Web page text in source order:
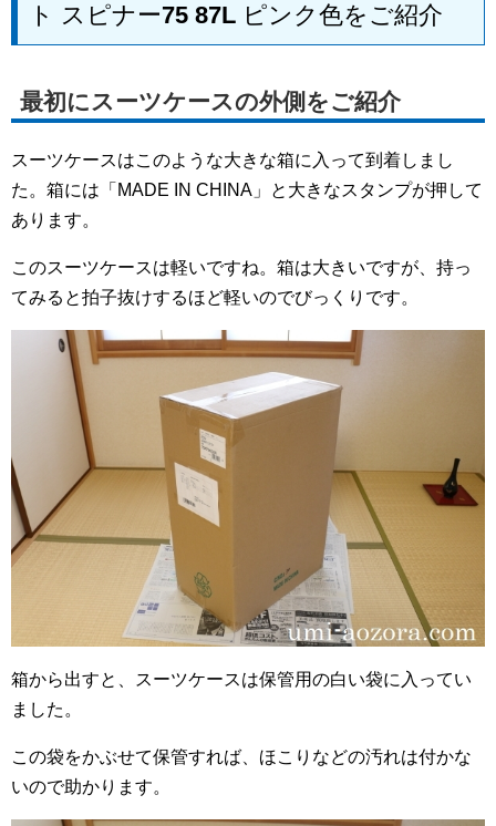
ト スピナー75 87L ピンク色をご紹介
最初にスーツケースの外側をご紹介
スーツケースはこのような大きな箱に入って到着しまし
た。箱には「MADE IN CHINA」と大きなスタンプが押して
あります。
このスーツケースは軽いですね。箱は大きいですが、持っ
てみると拍子抜けするほど軽いのでびっくりです。
箱から出すと、スーツケースは保管用の白い袋に入ってい
ました。
この袋をかぶせて保管すれば、ほこりなどの汚れは付かな
いので助かります。